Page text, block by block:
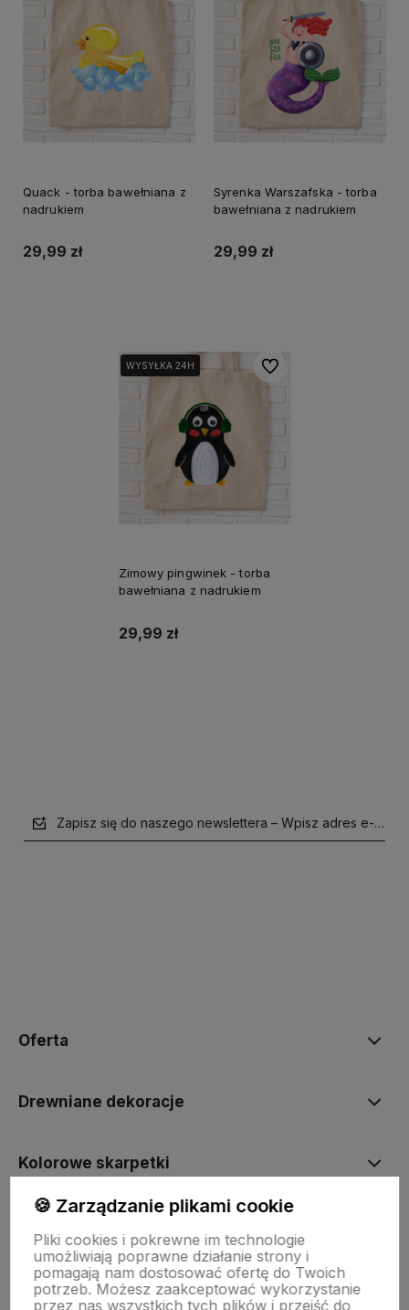
Quack - torba bawełniana z
nadrukiem
29,99 zł
Syrenka Warszafska - torba
bawełniana z nadrukiem
29,99 zł
WYSYŁKA 24H
WYSYŁKA 24H
Zimowy pingwinek - torba
bawełniana z nadrukiem
29,99 zł
Do ulubionych
Zapisz się do naszego newslettera – Wpisz adres e-mail
Oferta
Drewniane dekoracje
Kolorowe skarpetki
Pomoc
🍪 Zarządzanie plikami cookie
Pliki cookies i pokrewne im technologie
umożliwiają poprawne działanie strony i
pomagają nam dostosować ofertę do Twoich
potrzeb. Możesz zaakceptować wykorzystanie
przez nas wszystkich tych plików i przejść do